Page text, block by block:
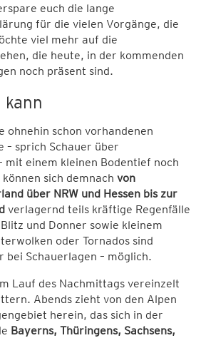
euch die lange
für die vielen Vorgänge, die
viel mehr auf die
die heute, in der kommenden
noch präsent sind.
kann
ohnehin schon vorhandenen
– sprich Schauer über
mit einem kleinen Bodentief noch
sich demnach von
über NRW und Hessen bis zur
verlagernd teils kräftige Regenfälle
und Donner sowie kleinem
oder Tornados sind
bei Schauerlagen – möglich.
Lauf des Nachmittags vereinzelt
Abends zieht von den Alpen
herein, das sich in der
Bayerns, Thüringens, Sachsens,